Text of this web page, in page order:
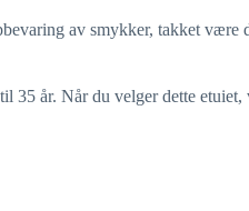
av smykker, takket være
35 år. Når du velger dette etuiet,